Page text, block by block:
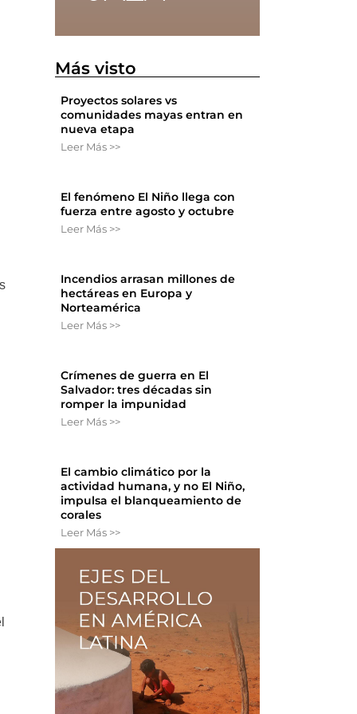
Más visto
Proyectos solares vs
comunidades mayas entran en
nueva etapa
Leer Más >>
El fenómeno El Niño llega con
fuerza entre agosto y octubre
Leer Más >>
Incendios arrasan millones de
hectáreas en Europa y
Norteamérica
Leer Más >>
Crímenes de guerra en El
Salvador: tres décadas sin
romper la impunidad
Leer Más >>
El cambio climático por la
actividad humana, y no El Niño,
impulsa el blanqueamiento de
corales
Leer Más >>